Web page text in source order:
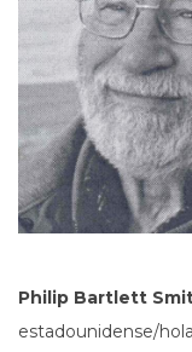
Philip Bartlett
estadounidense/